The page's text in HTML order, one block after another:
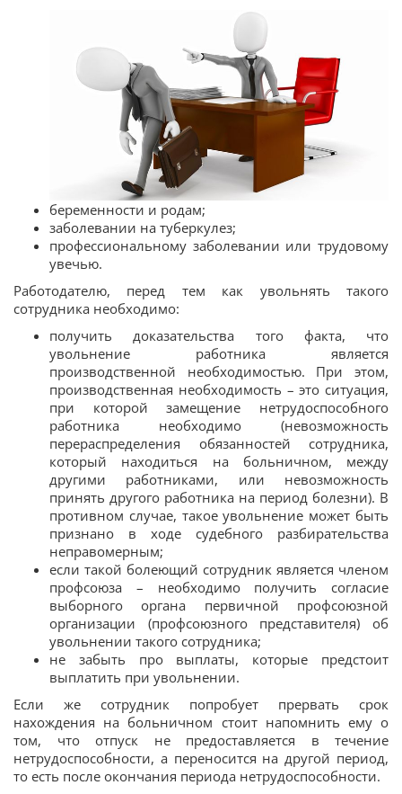
беременности и родам;
заболевании на туберкулез;
профессиональному заболевании или трудовому
увечью.
Работодателю, перед тем как увольнять такого
сотрудника необходимо:
получить доказательства того факта, что
увольнение работника является
производственной необходимостью. При этом,
производственная необходимость – это ситуация,
при которой замещение нетрудоспособного
работника необходимо (невозможность
перераспределения обязанностей сотрудника,
который находиться на больничном, между
другими работниками, или невозможность
принять другого работника на период болезни). В
противном случае, такое увольнение может быть
признано в ходе судебного разбирательства
неправомерным;
если такой болеющий сотрудник является членом
профсоюза – необходимо получить согласие
выборного органа первичной профсоюзной
организации (профсоюзного представителя) об
увольнении такого сотрудника;
не забыть про выплаты, которые предстоит
выплатить при увольнении.
Если же сотрудник попробует прервать срок
нахождения на больничном стоит напомнить ему о
том, что отпуск не предоставляется в течение
нетрудоспособности, а переносится на другой период,
то есть после окончания периода нетрудоспособности.